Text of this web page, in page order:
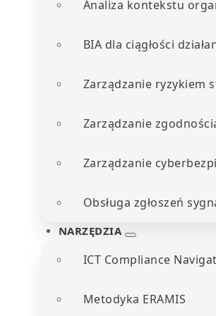
Analiza kontekstu
BIA dla ciągłości
Zarządzanie ryzykiem
Zarządzanie
Zarządzanie
Obsługa zgłoszeń
NARZĘDZIA
ICT Compliance
Metodyka ERAMIS